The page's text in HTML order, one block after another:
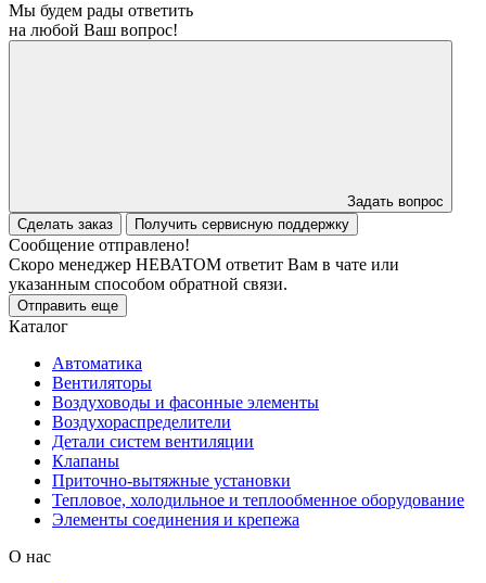
Мы будем рады ответить
на любой Ваш вопрос!
Задать вопрос
Сделать заказ
Получить сервисную поддержку
Сообщение отправлено!
Скоро менеджер НЕВАТОМ ответит Вам в чате или
указанным способом обратной связи.
Отправить еще
Каталог
Автоматика
Вентиляторы
Воздуховоды и фасонные элементы
Воздухораспределители
Детали систем вентиляции
Клапаны
Приточно-вытяжные установки
Тепловое, холодильное и теплообменное оборудование
Элементы соединения и крепежа
О нас